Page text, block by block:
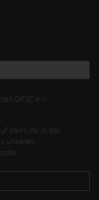
DRSC e.V.:
den Link in der
unseren